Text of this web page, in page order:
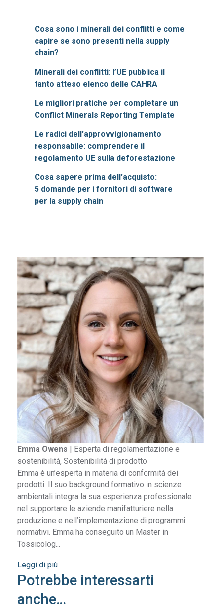
Cosa sono i minerali dei conflitti e come
capire se sono presenti nella supply
chain?
Minerali dei conflitti: l’UE pubblica il
tanto atteso elenco delle CAHRA
Le migliori pratiche per completare un
Conflict Minerals Reporting Template
Le radici dell’approvvigionamento
responsabile: comprendere il
regolamento UE sulla deforestazione
Cosa sapere prima dell’acquisto:
5 domande per i fornitori di software
per la supply chain
Emma Owens | Esperta di regolamentazione e
sostenibilità, Sostenibilità di prodotto
Emma è un’esperta in materia di conformità dei
prodotti. Il suo background formativo in scienze
ambientali integra la sua esperienza professionale
nel supportare le aziende manifatturiere nella
produzione e nell’implementazione di programmi
normativi. Emma ha conseguito un Master in
Tossicolog...
Leggi di più
Potrebbe interessarti
anche…